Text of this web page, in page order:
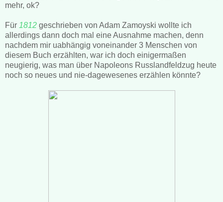
mehr, ok?
Für 1812 geschrieben von Adam Zamoyski wollte ich
allerdings dann doch mal eine Ausnahme machen, denn
nachdem mir uabhängig voneinander 3 Menschen von
diesem Buch erzählten, war ich doch einigermaßen
neugierig, was man über Napoleons Russlandfeldzug heute
noch so neues und nie-dagewesenes erzählen könnte?